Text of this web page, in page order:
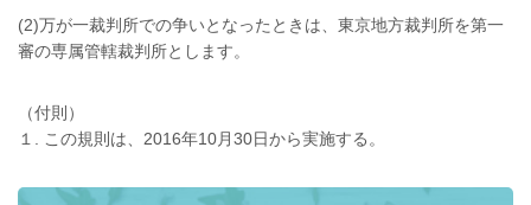
(2)万が一裁判所での争いとなったときは、東京地方裁判所を第一
審の専属管轄裁判所とします。
（付則）
１. この規則は、2016年10月30日から実施する。